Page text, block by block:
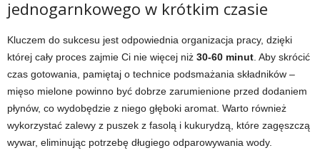
jednogarnkowego w krótkim czasie
Kluczem do sukcesu jest odpowiednia organizacja pracy, dzięki
której cały proces zajmie Ci nie więcej niż 30-60 minut . Aby skrócić
czas gotowania, pamiętaj o technice podsmażania składników –
mięso mielone powinno być dobrze zarumienione przed dodaniem
płynów, co wydobędzie z niego głęboki aromat. Warto również
wykorzystać zalewy z puszek z fasolą i kukurydzą, które zagęszczą
wywar, eliminując potrzebę długiego odparowywania wody.